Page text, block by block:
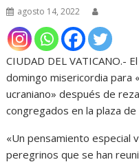
agosto 14, 2022
CIUDAD DEL VATICANO.-
domingo misericordia para
ucraniano» después de
congregados en la plaza
«Un pensamiento especial
peregrinos que se han